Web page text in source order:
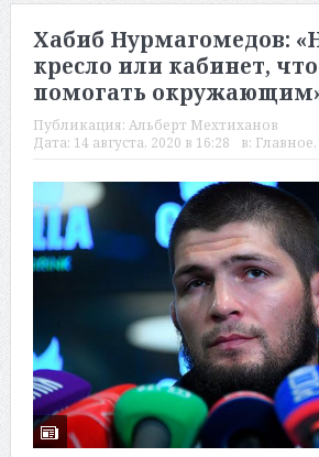
Хабиб Нурмагомедов:
кресло или кабинет,
помогать
Публикация: Альберт Мехтиханов
Дата: 14 августа, 2020 в 16:28 в: Главное,